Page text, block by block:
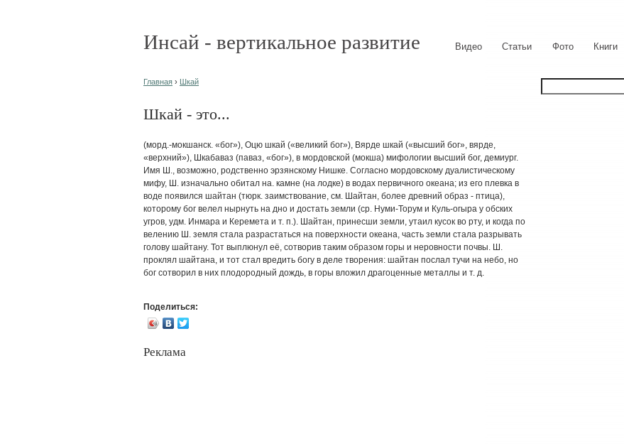
Инсай - вертикальное развитие Видео Статьи Фото Книги
Главная › Шкай
Шкай - это...
(морд.-мокшанск. «бог»), Оцю шкай («великий бог»), Вярде шкай («высший бог», вярде,
«верхний»), Шкабаваз (паваз, «бог»), в мордовской (мокша) мифологии высший бог, демиург.
Имя Ш., возможно, родственно эрзянскому Нишке. Согласно мордовскому дуалистическому
мифу, Ш. изначально обитал на. камне (на лодке) в водах первичного океана; из его плевка в
воде появился шайтан (тюрк. заимствование, см. Шайтан, более древний образ - птица),
которому бог велел нырнуть на дно и достать земли (ср. Нуми-Торум и Куль-огыра у обских
угров, удм. Инмара и Керемета и т. п.). Шайтан, принесши земли, утаил кусок во рту, и когда по
велению Ш. земля стала разрастаться на поверхности океана, часть земли стала разрывать
голову шайтану. Тот выплюнул её, сотворив таким образом горы и неровности почвы. Ш.
проклял шайтана, и тот стал вредить богу в деле творения: шайтан послал тучи на небо, но
бог сотворил в них плодородный дождь, в горы вложил драгоценные металлы и т. д.
Поделиться:
Реклама